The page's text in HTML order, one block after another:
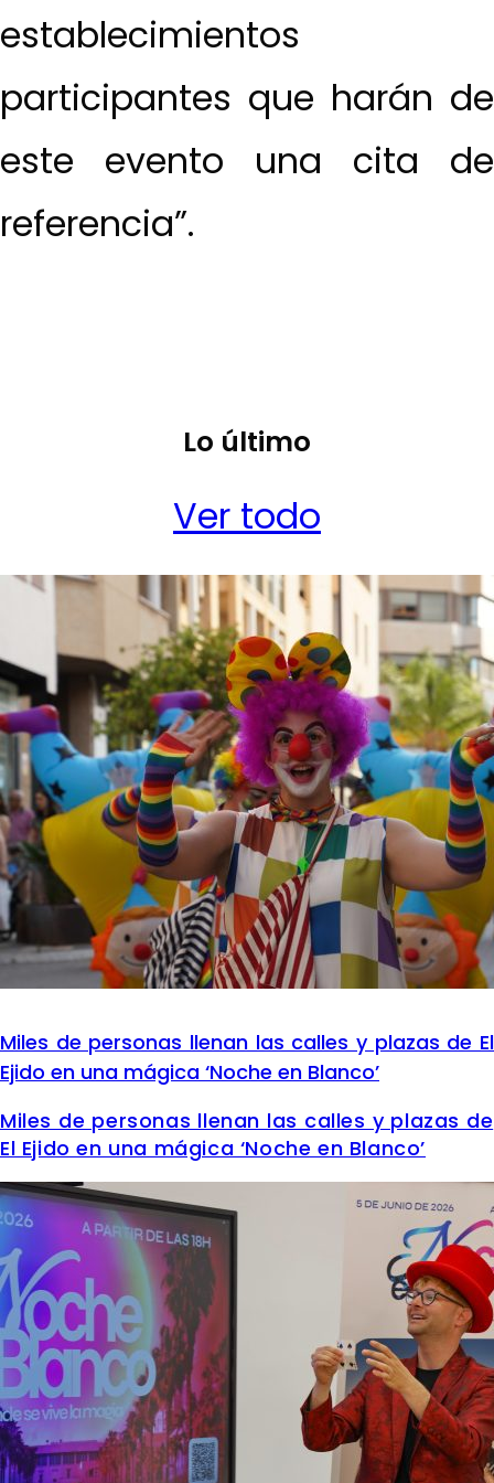
establecimientos
participantes que harán de
este evento una cita de
referencia”.
Lo último
Ver todo
Miles de personas llenan las calles y plazas de El
Ejido en una mágica ‘Noche en Blanco’
Miles de personas llenan las calles y plazas de
El Ejido en una mágica ‘Noche en Blanco’